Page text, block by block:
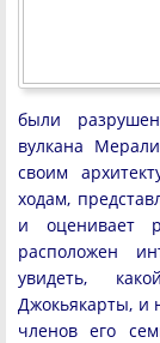
были
вулкана
своим
ходам,
и оценивает
расположен
увидеть,
Джокьякарты, и
членов его